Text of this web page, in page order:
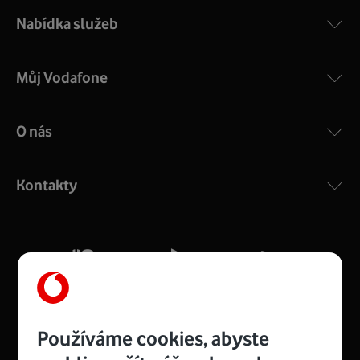
COMPAL CH7465VF
silný signál pro celou domácnost. Kompaktní rozměry 21
Více o COMPAL CH7465VF
Nabídka služeb
Můj Vodafone
O nás
Kontakty
Používáme cookies, abyste